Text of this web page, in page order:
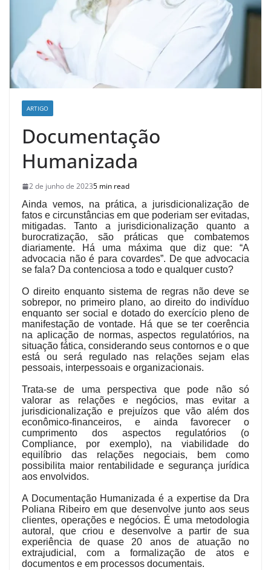
ARTIGO
Documentação
Humanizada
2 de junho de 20235 min read
Ainda vemos, na prática, a jurisdicionalização de
fatos e circunstâncias em que poderiam ser evitadas,
mitigadas. Tanto a jurisdicionalização quanto a
burocratização, são práticas que combatemos
diariamente. Há uma máxima que diz que: “A
advocacia não é para covardes”. De que advocacia
se fala? Da contenciosa a todo e qualquer custo?
O direito enquanto sistema de regras não deve se
sobrepor, no primeiro plano, ao direito do indivíduo
enquanto ser social e dotado do exercício pleno de
manifestação de vontade. Há que se ter coerência
na aplicação de normas, aspectos regulatórios, na
situação fática, considerando seus contornos e o que
está ou será regulado nas relações sejam elas
pessoais, interpessoais e organizacionais.
Trata-se de uma perspectiva que pode não só
valorar as relações e negócios, mas evitar a
jurisdicionalização e prejuízos que vão além dos
econômico-financeiros, e ainda favorecer o
cumprimento dos aspectos regulatórios (o
Compliance, por exemplo), na viabilidade do
equilíbrio das relações negociais, bem como
possibilita maior rentabilidade e segurança jurídica
aos envolvidos.
A Documentação Humanizada é a expertise da Dra
Poliana Ribeiro em que desenvolve junto aos seus
clientes, operações e negócios. É uma metodologia
autoral, que criou e desenvolve a partir de sua
experiência de quase 20 anos de atuação no
extrajudicial, com a formalização de atos e
documentos e em processos documentais.